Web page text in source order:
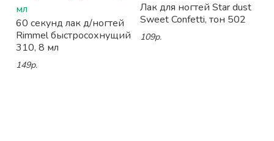
60 секунд лак д/ногтей
Rimmel быстросохнущий
310, 8 мл
149р.
Лак для ногтей Star dust
Sweet Confetti, тон 502
109р.